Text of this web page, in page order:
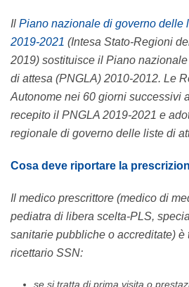
Il Piano nazionale di governo delle
2019-2021 (Intesa Stato-Regioni
2019) sostituisce il Piano
di attesa (PNGLA) 2010-2012. Le
Autonome nei 60 giorni successivi
recepito il PNGLA 2019-2021 e
regionale di governo delle liste di
Cosa deve riportare la
Il medico prescrittore (medico di
pediatra di libera scelta-PLS,
sanitarie pubbliche o accreditate)
ricettario SSN:
se si tratta di prima visita o